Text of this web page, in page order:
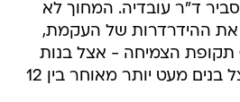
ד"ר עובדיה. המחוך לא
ההידרדרות של העקמת,
תקופת הצמיחה - אצל בנות
בגילאי 11 עד 14.5 ואצל בנים מעט יותר מאוחר בין 12